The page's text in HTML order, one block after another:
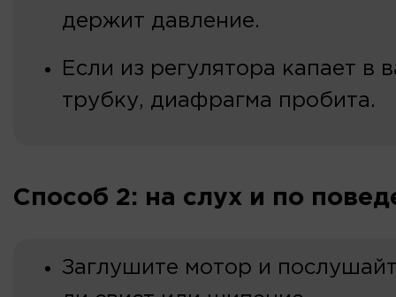
держит давление.
Если из регулятора капает в
трубку, диафрагма пробита.
Способ 2: на слух и по
Заглушите мотор и